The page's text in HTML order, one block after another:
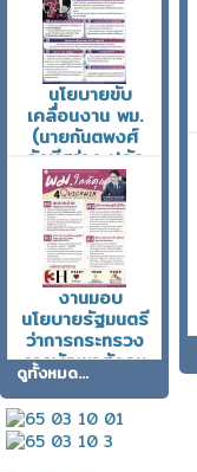
Protection:
CRSP)
วันพฤหัสบดี, 19
มีนาคม 2569
กุศล พุทธศักราช
2569
วันอังคาร, 30
ธันวาคม 2568
นโยบายขับ
เคลื่อนงาน พม.
(นายกันตพงศ์
รังษีสว่าง ปลัด
กระทรวง พม.)
วันอังคาร, 07 ตุลาคม
2568
งานมอบ
นโยบายรัฐมนตรี
ว่าการกระทรวง
การพัฒนาสังคม
และความมั่นคง
ของมนุษย์ (นา
ยอัครา พรหม
เผ่า)
ดูทั้งหมด...